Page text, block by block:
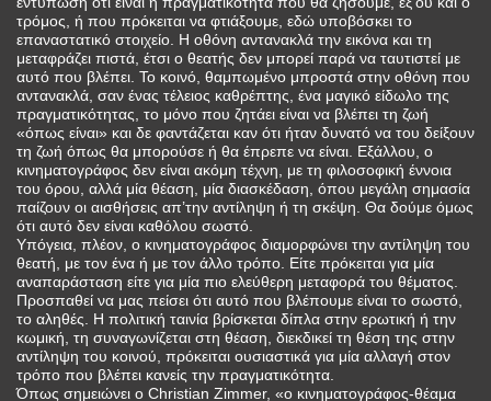
τρόμος, ή που πρόκειται να φτιάξουμε, εδώ υποβόσκει το
επαναστατικό στοιχείο. Η οθόνη αντανακλά την εικόνα και τη
μεταφράζει πιστά, έτσι ο θεατής δεν μπορεί παρά να ταυτιστεί με
αυτό που βλέπει. Το κοινό, θαμπωμένο μπροστά στην οθόνη που
αντανακλά, σαν ένας τέλειος καθρέπτης, ένα μαγικό είδωλο της
πραγματικότητας, το μόνο που ζητάει είναι να βλέπει τη ζωή
«όπως είναι» και δε φαντάζεται καν ότι ήταν δυνατό να του δείξουν
τη ζωή όπως θα μπορούσε ή θα έπρεπε να είναι. Εξάλλου, ο
κινηματογράφος δεν είναι ακόμη τέχνη, με τη φιλοσοφική έννοια
του όρου, αλλά μία θέαση, μία διασκέδαση, όπου μεγάλη σημασία
παίζουν οι αισθήσεις απ’την αντίληψη ή τη σκέψη. Θα δούμε όμως
ότι αυτό δεν είναι καθόλου σωστό.
Υπόγεια, πλέον, ο κινηματογράφος διαμορφώνει την αντίληψη του
θεατή, με τον ένα ή με τον άλλο τρόπο. Είτε πρόκειται για μία
αναπαράσταση είτε για μία πιο ελεύθερη μεταφορά του θέματος.
Προσπαθεί να μας πείσει ότι αυτό που βλέπουμε είναι το σωστό,
το αληθές. Η πολιτική ταινία βρίσκεται δίπλα στην ερωτική ή την
κωμική, τη συναγωνίζεται στη θέαση, διεκδικεί τη θέση της στην
αντίληψη του κοινού, πρόκειται ουσιαστικά για μία αλλαγή στον
τρόπο που βλέπει κανείς την πραγματικότητα.
Όπως σημειώνει ο Christian Zimmer, «ο κινηματογράφος-θέαμα